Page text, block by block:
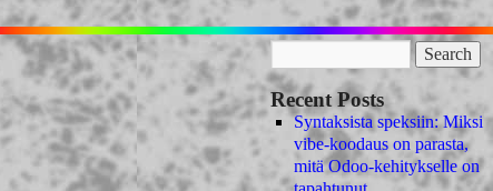
Recent Posts
Syntaksista speksiin: Miksi
vibe-koodaus on parasta,
mitä Odoo-kehitykselle on